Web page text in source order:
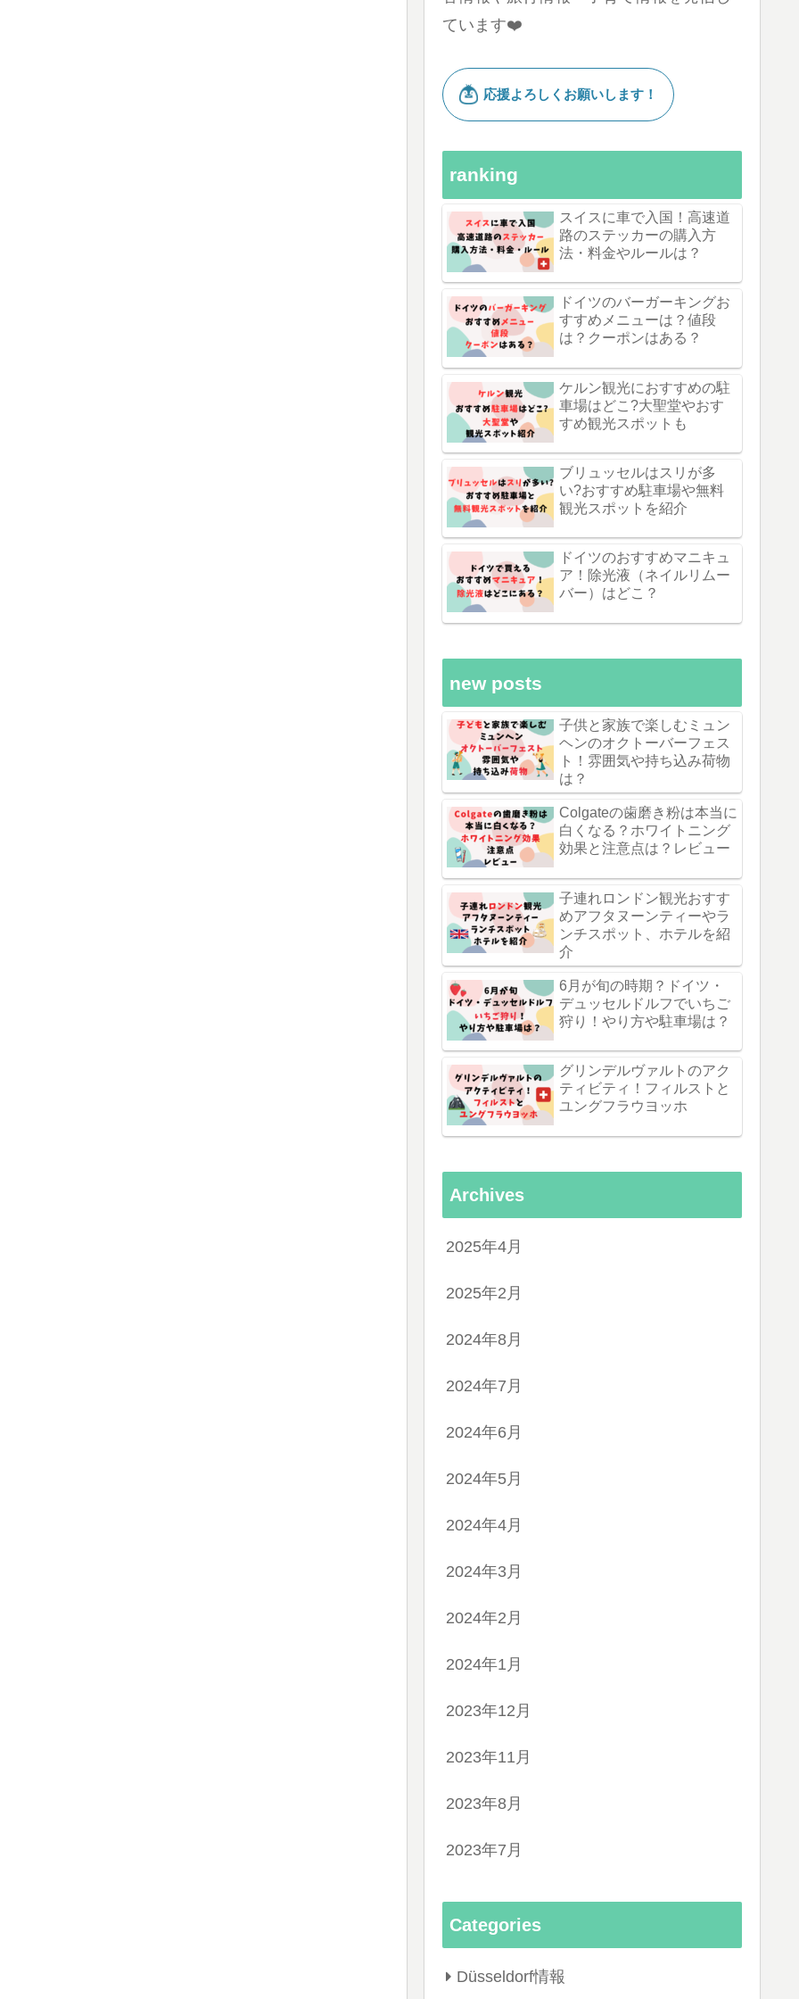
ています❤️
ranking
スイスに車で入国！高速道
路のステッカーの購入方
法・料金やルールは？
ドイツのバーガーキングお
すすめメニューは？値段
は？クーポンはある？
ケルン観光におすすめの駐
車場はどこ?大聖堂やおす
すめ観光スポットも
ブリュッセルはスリが多
い?おすすめ駐車場や無料
観光スポットを紹介
ドイツのおすすめマニキュ
ア！除光液（ネイルリムー
バー）はどこ？
new posts
子供と家族で楽しむミュン
ヘンのオクトーバーフェス
ト！雰囲気や持ち込み荷物
は？
Colgateの歯磨き粉は本当に
白くなる？ホワイトニング
効果と注意点は？レビュー
子連れロンドン観光おすす
めアフタヌーンティーやラ
ンチスポット、ホテルを紹
介
6月が旬の時期？ドイツ・
デュッセルドルフでいちご
狩り！やり方や駐車場は？
グリンデルヴァルトのアク
ティビティ！フィルストと
ユングフラウヨッホ
Archives
2025年4月
2025年2月
2024年8月
2024年7月
2024年6月
2024年5月
2024年4月
2024年3月
2024年2月
2024年1月
2023年12月
2023年11月
2023年8月
2023年7月
Categories
Düsseldorf情報